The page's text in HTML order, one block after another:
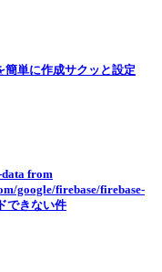
単に作成サクッと設定
data from
google/firebase/firebase-
できない件